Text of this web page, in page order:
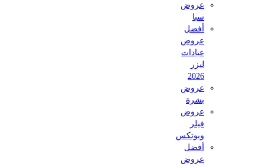
عروض
أفضل
عروض
عيادات
عروض
بشرة
عروض
وبوتكس
أفضل
عروض